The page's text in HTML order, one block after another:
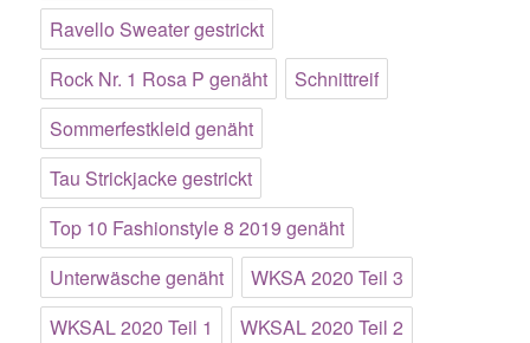
Ravello Sweater gestrickt
Rock Nr. 1 Rosa P genäht
Schnittreif
Sommerfestkleid genäht
Tau Strickjacke gestrickt
Top 10 Fashionstyle 8 2019 genäht
Unterwäsche genäht
WKSA 2020 Teil 3
WKSAL 2020 Teil 1
WKSAL 2020 Teil 2